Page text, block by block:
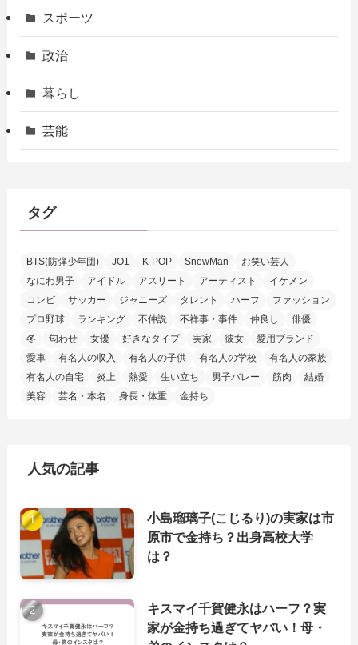
スポーツ
政治
暮らし
芸能
タグ
BTS(防弾少年団) JO1 K-POP SnowMan
お笑い芸人
なにわ男子
アイドル アスリート アーティスト
イケメン
コンビ
サッカー ジャニーズ タレント ハーフ
ファッション
プロ野球
ランキング 不仲説 不祥事・事件 仲良し
俳優
冬
匂わせ 女優 好きなタイプ 実家 彼女
愛用ブランド
愛車
有名人の収入 有名人の子供 有名人の学校
有名人の家族
有名人の自宅
炎上 熱愛 生い立ち 男子バレー 筋肉
結婚
美容
芸名・本名 身長・体重 金持ち
人気の記事
小島瑠璃子(こじるり)の実家は市
原市で金持ち？出身高校大学
は？
キスマイ千賀健永はハーフ？実
家が金持ち過ぎてヤバい！母・